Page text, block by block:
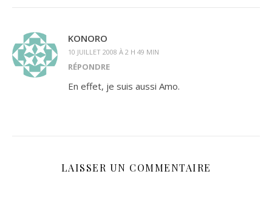
KONORO
10 JUILLET 2008 À 2 H 49 MIN
RÉPONDRE
En effet, je suis aussi Amo.
LAISSER UN COMMENTAIRE